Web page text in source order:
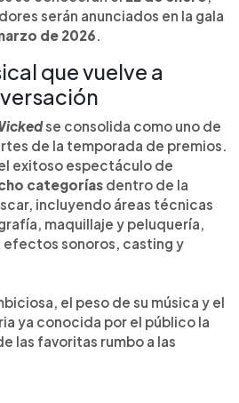
serán anunciados en la gala
de 2026.
que vuelve a
se consolida como uno de
de la temporada de premios.
exitoso espectáculo de
categorías dentro de la
incluyendo áreas técnicas
maquillaje y peluquería,
efectos sonoros, casting y
el peso de su música y el
ya conocida por el público la
las favoritas rumbo a las